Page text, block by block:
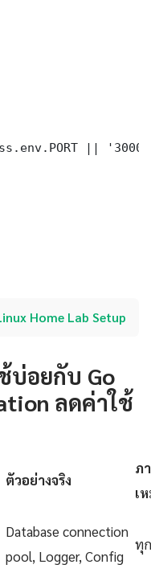
||
Home Lab Setup
บ่อยกับ Go
ลดค่าใช้
ตัวอย่างจริง
ภ
เ
Database connection
pool, Logger, Config
ทุ